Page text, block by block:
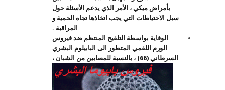
بأمراض ميكي ، الأمر الذي يدعم الأسئلة حول
سبل الاحتياطات التي يجب اتخاذها تجاه الحمية و
المراقبة .
الوقاية بواسطة التلقيح المنتظم ضد فيروس
الورم اللقمي المتطور الى البابيلوم البشري
السرطاني (66)
، بالنسبة للمصابين من الشبان ،